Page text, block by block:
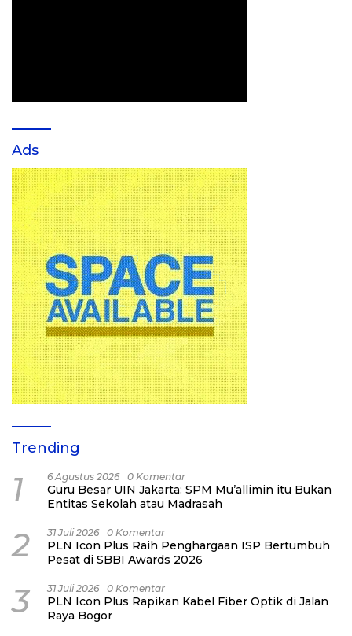
Ads
Trending
1 6 Agustus 2026 0 Komentar
Guru Besar UIN Jakarta: SPM Mu’allimin itu Bukan
Entitas Sekolah atau Madrasah
2 31 Juli 2026 0 Komentar
PLN Icon Plus Raih Penghargaan ISP Bertumbuh
Pesat di SBBI Awards 2026
3 31 Juli 2026 0 Komentar
PLN Icon Plus Rapikan Kabel Fiber Optik di Jalan
Raya Bogor